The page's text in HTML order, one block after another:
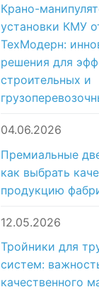
Крано-
установки КМУ
ТехМодерн:
решения для
строительных и
04.06.2026
Премиальные
как выбрать
продукцию
12.05.2026
Тройники для
систем:
качественного